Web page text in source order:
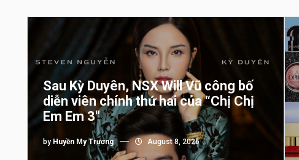
Sau Kỳ Duyên, NSX Will Vũ công bố
diễn viên chính thứ hai của “Chị Chị
Em Em 3″
by Huyền My Trương August 8, 2026